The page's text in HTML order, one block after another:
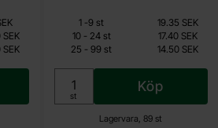
Lagervara, 89 st
11.60 SEK
Inklusive 25% moms
Enhet:
st
Köp
Mängdrabatt
Pris /st
1 -till
9 st
19.35 SEK
10 -till24 st
17.40 SEK
25 - till
99 st 14.50 SEK